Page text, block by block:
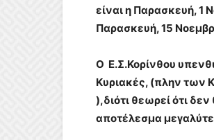
είναι η Παρασκευή, 1
Παρασκευή, 15
Ο Ε.Σ.Κορίνθου
Κυριακές, (πλην των
),διότι θεωρεί ότι
αποτέλεσμα